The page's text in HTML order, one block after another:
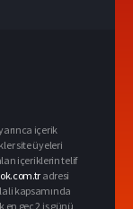
içerik
site üyeleri
içeriklerin telif
adresi
kapsamında
geç 2 iş günü